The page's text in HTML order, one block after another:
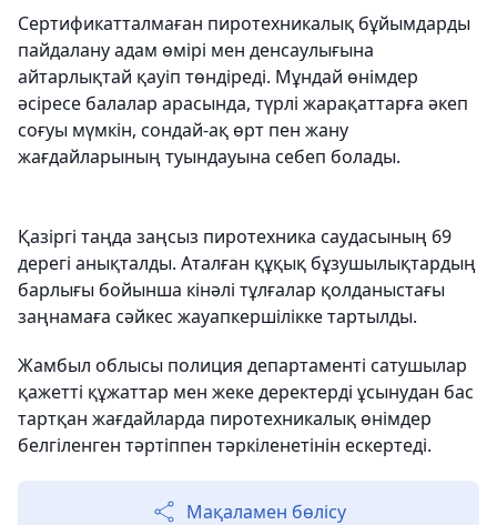
Сертификатталмаған пиротехникалық бұйымдарды
пайдалану адам өмірі мен денсаулығына
айтарлықтай қауіп төндіреді. Мұндай өнімдер
әсіресе балалар арасында, түрлі жарақаттарға әкеп
соғуы мүмкін, сондай-ақ өрт пен жану
жағдайларының туындауына себеп болады.
Қазіргі таңда заңсыз пиротехника саудасының 69
дерегі анықталды. Аталған құқық бұзушылықтардың
барлығы бойынша кінәлі тұлғалар қолданыстағы
заңнамаға сәйкес жауапкершілікке тартылды.
Жамбыл облысы полиция департаменті сатушылар
қажетті құжаттар мен жеке деректерді ұсынудан бас
тартқан жағдайларда пиротехникалық өнімдер
белгіленген тәртіппен тәркіленетінін ескертеді.
Мақаламен бөлісу